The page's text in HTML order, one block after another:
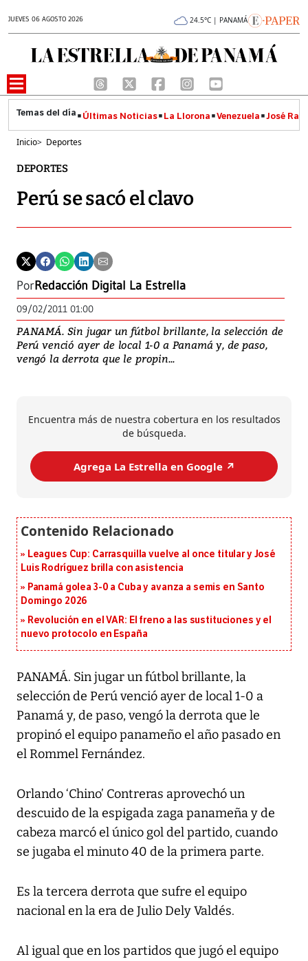
JUEVES 06 AGOSTO 2026 24.5°C | PANAMÁ
Últimas Noticias La Llorona Venezuela José
Inicio> Deportes
DEPORTES
Perú se sacó el clavo
PorRedacción Digital La Estrella
09/02/2011 01:00
PANAMÁ. Sin jugar un fútbol brillante, la selección de
Perú venció ayer de local 1-0 a Panamá y, de paso,
vengó la derrota que le propin...
Encuentra más de nuestra cobertura en los resultados
de búsqueda.
Agrega La Estrella en Google ↗️
Leagues Cup: Carrasquilla vuelve al once titular y José
Luis Rodríguez brilla con asistencia
Panamá golea 3-0 a Cuba y avanza a semis en Santo
Domingo 2026
Revolución en el VAR: El freno a las sustituciones y el
nuevo protocolo en España
PANAMÁ. Sin jugar un fútbol brillante, la
selección de Perú venció ayer de local 1-0 a
Panamá y, de paso, vengó la derrota que le
propinó el equipo panameño el año pasado en
el Rommel Fernández.
Orlando ‘Chino’ Contreras aprovechó un
descuido de la espigada zaga panameña y de
cabeza marcó el único gol del partido, cuando
se jugaba el minuto 40 de la primera parte.
Es la tercera derrota que sufre el equipo
nacional en la era de Julio Dely Valdés.
Al igual que en los partidos que jugó el equipo